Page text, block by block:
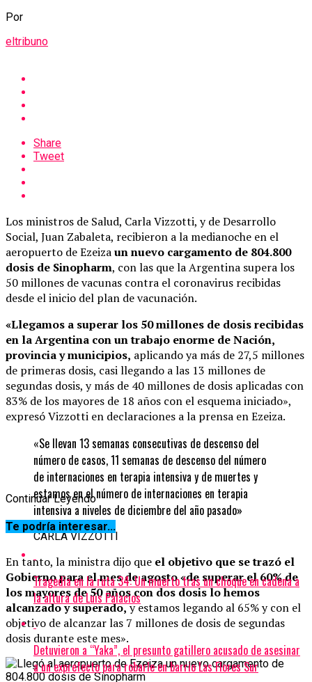
Por
eltribuno
Share
Tweet
Los ministros de Salud, Carla Vizzotti, y de Desarrollo
Social, Juan Zabaleta, recibieron a la medianoche en el
aeropuerto de Ezeizaun nuevo cargamento de 804.800
dosis de Sinopharm, con las que la Argentina supera los
50 millones de vacunas contra el coronavirus recibidas
desde el inicio del plan de vacunación.
«Llegamos a superar los 50 millones de dosis recibidas
en la Argentina con un trabajo enorme de Nación,
provincia y municipios, aplicando ya más de 27,5 millones
de primeras dosis, casi llegando a las 13 millones de
segundas dosis, y más de 40 millones de dosis aplicadas con
83% de los mayores de 18 años con el esquema iniciado»,
expresó Vizzotti en declaraciones a la prensa en Ezeiza.
«Se llevan 13 semanas consecutivas de descenso del
número de casos, 11 semanas de descenso del número
de internaciones en terapia intensiva y de muertes y
estamos en el número de internaciones en terapia
intensiva a niveles de diciembre del año pasado»
CARLA VIZZOTTI
En tanto, la ministra dijo que el objetivo que se trazó el
Gobierno para el mes de agosto «de superar el 60% de
los mayores de 50 años con dos dosis lo hemos
alcanzado y superado,y estamos legando al 65% y con el
objetivo de alcanzar las 7 millones de dosis de segundas
dosis durante este mes».
Continuar Leyendo
Te podría interesar...
Tragedia en la ruta 34: Un muerto tras un choque en cadena a
la altura de Luis Palacios
Detuvieron a “Yaka”, el presunto gatillero acusado de asesinar
a un exprefecto para robarle en barrio Las Flores Sur